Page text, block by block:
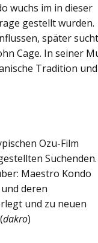
wuchs im in dieser
gestellt wurden.
später
Cage. In seiner
Tradition und
Ozu-Film
Maestro Kondo
deren
und zu neuen
dakro)